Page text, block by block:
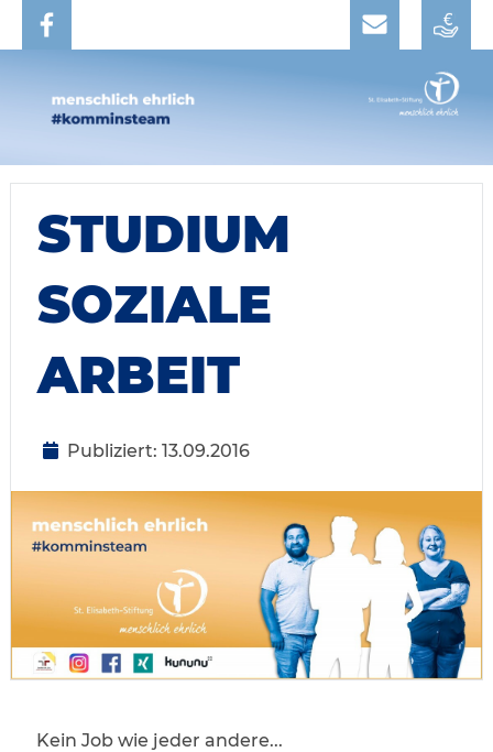
STUDIUM
SOZIALE
ARBEIT
Publiziert: 13.09.2016
Kein Job wie jeder andere...